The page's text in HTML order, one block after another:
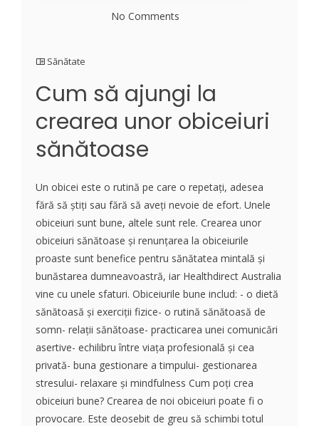
No Comments
Sănătate
Cum să ajungi la
crearea unor obiceiuri
sănătoase
Un obicei este o rutină pe care o repetați, adesea
fără să știți sau fără să aveți nevoie de efort. Unele
obiceiuri sunt bune, altele sunt rele. Crearea unor
obiceiuri sănătoase și renunțarea la obiceiurile
proaste sunt benefice pentru sănătatea mintală și
bunăstarea dumneavoastră, iar Healthdirect Australia
vine cu unele sfaturi. Obiceiurile bune includ: - o dietă
sănătoasă și exerciții fizice- o rutină sănătoasă de
somn- relații sănătoase- practicarea unei comunicări
asertive- echilibru între viața profesională și cea
privată- buna gestionare a timpului- gestionarea
stresului- relaxare și mindfulness Cum poți crea
obiceiuri bune? Crearea de noi obiceiuri poate fi o
provocare. Este deosebit de greu să schimbi totul